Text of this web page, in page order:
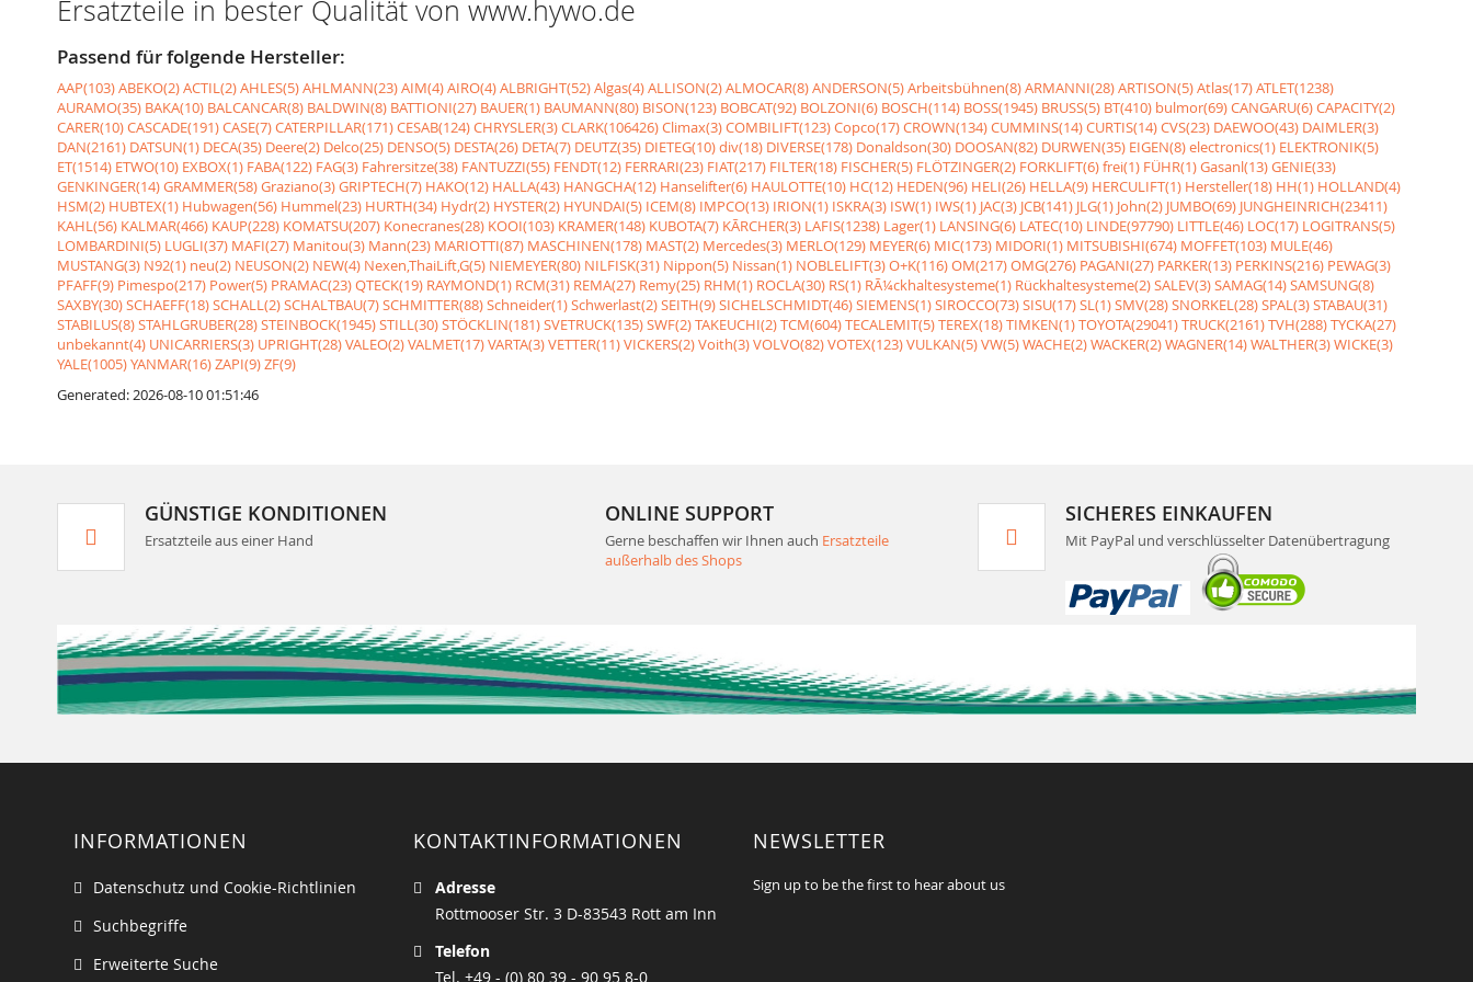
Ersatzteile in bester Qualität von www.hywo.de
Passend für folgende Hersteller:
AAP(103)ABEKO(2)ACTIL(2)AHLES(5)AHLMANN(23)AIM(4)AIRO(4)ALBRIGHT(52)Algas(4)ALLISON(2)ALMOCAR(8)ANDERSON(5)Arbeitsbühnen(8)ARMANNI(28)ARTISON(5)Atlas(17)ATLET(1238)
AURAMO(35) BAKA(10) BALCANCAR(8) BALDWIN(8) BATTIONI(27) BAUER(1) BAUMANN(80) BISON(123) BOBCAT(92) BOLZONI(6) BOSCH(114) BOSS(1945) BRUSS(5) BT(410) bulmor(69)CANGARU(6)CAPACITY(2)
CARER(10)CASCADE(191)CASE(7)CATERPILLAR(171)CESAB(124)CHRYSLER(3)CLARK(106426)Climax(3)COMBILIFT(123)Copco(17)CROWN(134)CUMMINS(14)CURTIS(14)CVS(23) DAEWOO(43) DAIMLER(3)
DAN(2161) DATSUN(1) DECA(35) Deere(2) Delco(25) DENSO(5) DESTA(26) DETA(7) DEUTZ(35) DIETEG(10)div(18) DIVERSE(178) Donaldson(30) DOOSAN(82) DURWEN(35) EIGEN(8)electronics(1) ELEKTRONIK(5)
ET(1514) ETWO(10) EXBOX(1) FABA(122) FAG(3) Fahrersitze(38) FANTUZZI(55) FENDT(12) FERRARI(23) FIAT(217) FILTER(18) FISCHER(5) FLÖTZINGER(2) FORKLIFT(6)frei(1) FÜHR(1)Gasanl(13)GENIE(33)
GENKINGER(14)GRAMMER(58)Graziano(3)GRIPTECH(7) HAKO(12) HALLA(43) HANGCHA(12) Hanselifter(6) HAULOTTE(10) HC(12) HEDEN(96) HELI(26) HELLA(9) HERCULIFT(1) Hersteller(18) HH(1) HOLLAND(4)
HSM(2) HUBTEX(1) Hubwagen(56) Hummel(23) HURTH(34) Hydr(2) HYSTER(2) HYUNDAI(5) ICEM(8) IMPCO(13) IRION(1) ISKRA(3) ISW(1) IWS(1) JAC(3) JCB(141) JLG(1) John(2) JUMBO(69) JUNGHEINRICH(23411)
KAHL(56) KALMAR(466) KAUP(228) KOMATSU(207) Konecranes(28) KOOI(103) KRAMER(148) KUBOTA(7) KÃRCHER(3) LAFIS(1238) Lager(1) LANSING(6) LATEC(10) LINDE(97790) LITTLE(46) LOC(17) LOGITRANS(5)
LOMBARDINI(5) LUGLI(37) MAFI(27) Manitou(3) Mann(23) MARIOTTI(87) MASCHINEN(178) MAST(2) Mercedes(3) MERLO(129) MEYER(6) MIC(173) MIDORI(1) MITSUBISHI(674) MOFFET(103) MULE(46)
MUSTANG(3) N92(1) neu(2) NEUSON(2) NEW(4) Nexen,ThaiLift,G(5) NIEMEYER(80) NILFISK(31) Nippon(5) Nissan(1) NOBLELIFT(3)O+K(116)OM(217)OMG(276) PAGANI(27) PARKER(13) PERKINS(216) PEWAG(3)
PFAFF(9) Pimespo(217) Power(5) PRAMAC(23)QTECK(19) RAYMOND(1) RCM(31) REMA(27) Remy(25) RHM(1) ROCLA(30) RS(1) RÃ¼ckhaltesysteme(1) Rückhaltesysteme(2)SALEV(3)SAMAG(14)SAMSUNG(8)
SAXBY(30)SCHAEFF(18)SCHALL(2)SCHALTBAU(7)SCHMITTER(88)Schneider(1)Schwerlast(2)SEITH(9)SICHELSCHMIDT(46)SIEMENS(1)SIROCCO(73)SISU(17)SL(1)SMV(28)SNORKEL(28)SPAL(3)STABAU(31)
STABILUS(8)STAHLGRUBER(28)STEINBOCK(1945)STILL(30)STÖCKLIN(181)SVETRUCK(135)SWF(2)TAKEUCHI(2)TCM(604)TECALEMIT(5)TEREX(18)TIMKEN(1)TOYOTA(29041)TRUCK(2161)TVH(288)TYCKA(27)
unbekannt(4) UNICARRIERS(3) UPRIGHT(28)VALEO(2)VALMET(17)VARTA(3)VETTER(11)VICKERS(2)Voith(3)VOLVO(82)VOTEX(123)VULKAN(5)VW(5)WACHE(2)WACKER(2)WAGNER(14)WALTHER(3)WICKE(3)
YALE(1005)YANMAR(16)ZAPI(9)ZF(9)
Generated: 2026-08-10 01:51:46
GÜNSTIGE KONDITIONEN
Ersatzteile aus einer Hand
ONLINE SUPPORT
Gerne beschaffen wir Ihnen auch Ersatzteile
außerhalb des Shops
SICHERES EINKAUFEN
Mit PayPal und verschlüsselter Datenübertragung
INFORMATIONEN
Datenschutz und Cookie-Richtlinien
Suchbegriffe
Erweiterte Suche
KONTAKTINFORMATIONEN
Adresse
Rottmooser Str. 3 D-83543 Rott am Inn
Telefon
Tel. +49 - (0) 80 39 - 90 95 8-0
NEWSLETTER
Sign up to be the first to hear about us